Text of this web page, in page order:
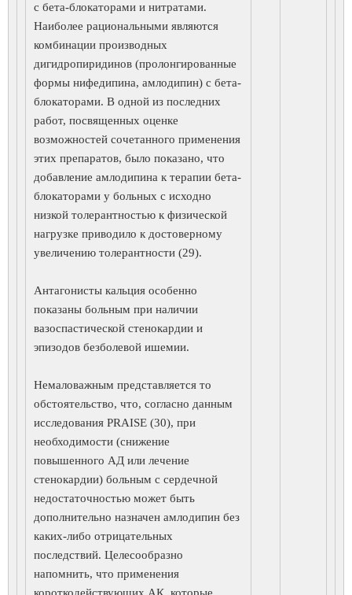
с бета-блокаторами и нитратами.
Наиболее рациональными являются
комбинации производных
дигидропиридинов (пролонгированные
формы нифедипина, амлодипин) с бета-
блокаторами. В одной из последних
работ, посвященных оценке
возможностей сочетанного применения
этих препаратов, было показано, что
добавление амлодипина к терапии бета-
блокаторами у больных с исходно
низкой толерантностью к физической
нагрузке приводило к достоверному
увеличению толерантности (29).
Антагонисты кальция особенно
показаны больным при наличии
вазоспастической стенокардии и
эпизодов безболевой ишемии.
Немаловажным представляется то
обстоятельство, что, согласно данным
исследования PRAISE (30), при
необходимости (снижение
повышенного АД или лечение
стенокардии) больным с сердечной
недостаточностью может быть
дополнительно назначен амлодипин без
каких-либо отрицательных
последствий. Целесообразно
напомнить, что применения